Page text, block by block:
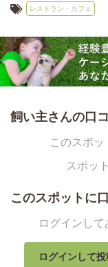
レストラン・カフェ
飼い主さんの口
このスポッ
スポッ
このスポットに
ログインし
ログインして